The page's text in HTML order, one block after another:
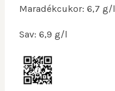
Maradékcukor: 6,7 g/l
Sav: 6,9 g/l